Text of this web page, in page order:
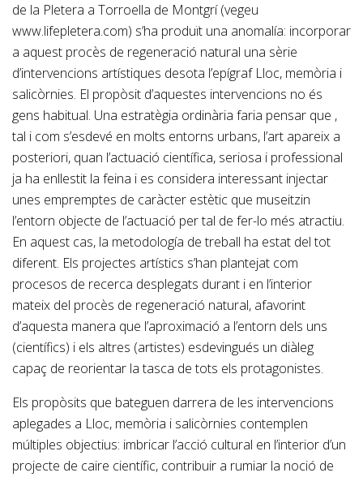
de la Pletera a Torroella de Montgrí (vegeu
www.lifepletera.com) s’ha produït una anomalía: incorporar
a aquest procès de regeneració natural una sèrie
d’intervencions artístiques desota l’epígraf Lloc, memòria i
salicòrnies. El propòsit d’aquestes intervencions no és
gens habitual. Una estratègia ordinària faria pensar que ,
tal i com s’esdevé en molts entorns urbans, l’art apareix a
posteriori, quan l’actuació científica, seriosa i professional
ja ha enllestit la feina i es considera interessant injectar
unes empremptes de caràcter estètic que museitzin
l’entorn objecte de l’actuació per tal de fer-lo més atractiu.
En aquest cas, la metodología de treball ha estat del tot
diferent. Els projectes artístics s’han plantejat com
procesos de recerca desplegats durant i en l’interior
mateix del procès de regeneració natural, afavorint
d’aquesta manera que l’aproximació a l’entorn dels uns
(científics) i els altres (artistes) esdevingués un diàleg
capaç de reorientar la tasca de tots els protagonistes.
Els propòsits que bateguen darrera de les intervencions
aplegades a Lloc, memòria i salicòrnies contemplen
múltiples objectius: imbricar l’acció cultural en l’interior d’un
projecte de caire científic, contribuir a rumiar la noció de